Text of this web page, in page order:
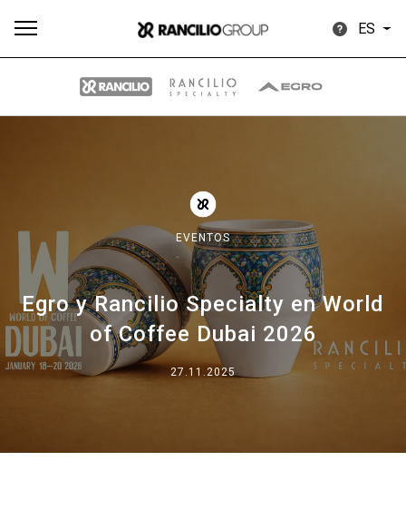
ES
EVENTOS
Egro y Rancilio Specialty en World
of Coffee Dubai 2026
27.11.2025
Our brands
Group